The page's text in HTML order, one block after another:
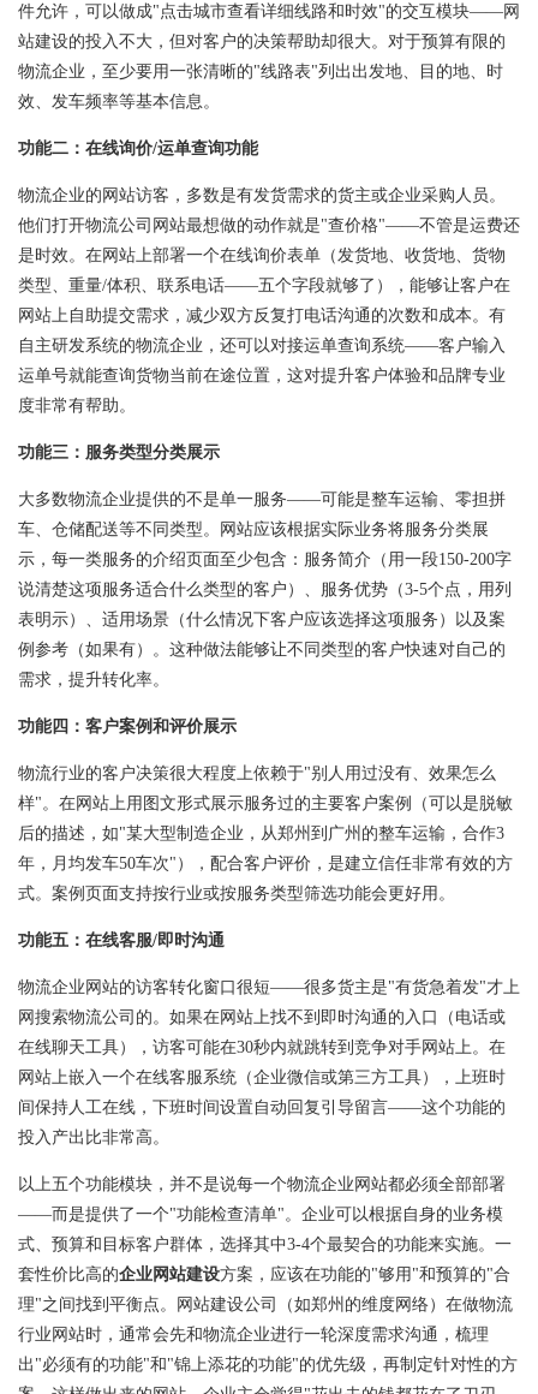
件允许，可以做成"点击城市查看详细线路和时效"的交互模块——网
站建设的投入不大，但对客户的决策帮助却很大。对于预算有限的
物流企业，至少要用一张清晰的"线路表"列出出发地、目的地、时
效、发车频率等基本信息。
功能二：在线询价/运单查询功能
物流企业的网站访客，多数是有发货需求的货主或企业采购人员。
他们打开物流公司网站最想做的动作就是"查价格"——不管是运费还
是时效。在网站上部署一个在线询价表单（发货地、收货地、货物
类型、重量/体积、联系电话——五个字段就够了），能够让客户在
网站上自助提交需求，减少双方反复打电话沟通的次数和成本。有
自主研发系统的物流企业，还可以对接运单查询系统——客户输入
运单号就能查询货物当前在途位置，这对提升客户体验和品牌专业
度非常有帮助。
功能三：服务类型分类展示
大多数物流企业提供的不是单一服务——可能是整车运输、零担拼
车、仓储配送等不同类型。网站应该根据实际业务将服务分类展
示，每一类服务的介绍页面至少包含：服务简介（用一段150-200字
说清楚这项服务适合什么类型的客户）、服务优势（3-5个点，用列
表明示）、适用场景（什么情况下客户应该选择这项服务）以及案
例参考（如果有）。这种做法能够让不同类型的客户快速对自己的
需求，提升转化率。
功能四：客户案例和评价展示
物流行业的客户决策很大程度上依赖于"别人用过没有、效果怎么
样"。在网站上用图文形式展示服务过的主要客户案例（可以是脱敏
后的描述，如"某大型制造企业，从郑州到广州的整车运输，合作3
年，月均发车50车次"），配合客户评价，是建立信任非常有效的方
式。案例页面支持按行业或按服务类型筛选功能会更好用。
功能五：在线客服/即时沟通
物流企业网站的访客转化窗口很短——很多货主是"有货急着发"才上
网搜索物流公司的。如果在网站上找不到即时沟通的入口（电话或
在线聊天工具），访客可能在30秒内就跳转到竞争对手网站上。在
网站上嵌入一个在线客服系统（企业微信或第三方工具），上班时
间保持人工在线，下班时间设置自动回复引导留言——这个功能的
投入产出比非常高。
以上五个功能模块，并不是说每一个物流企业网站都必须全部部署
——而是提供了一个"功能检查清单"。企业可以根据自身的业务模
式、预算和目标客户群体，选择其中3-4个最契合的功能来实施。一
套性价比高的企业网站建设方案，应该在功能的"够用"和预算的"合
理"之间找到平衡点。网站建设公司（如郑州的维度网络）在做物流
行业网站时，通常会先和物流企业进行一轮深度需求沟通，梳理
出"必须有的功能"和"锦上添花的功能"的优先级，再制定针对性的方